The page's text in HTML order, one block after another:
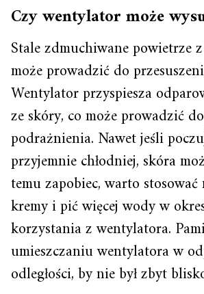
Czy wentylator może
Stale zdmuchiwane powietrze
może prowadzić do
Wentylator przyspiesza
ze skóry, co może prowadzić
podrażnienia. Nawet jeśli
przyjemnie chłodniej, skóra
temu zapobiec, warto
kremy i pić więcej wody w
korzystania z wentylatora.
umieszczaniu wentylatora w
odległości, by nie był zbyt